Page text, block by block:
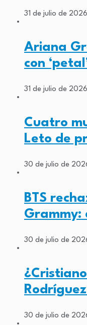
31 de julio de 2026
Ariana
con
31 de julio de 2026
Cuatro
Leto de
30 de julio de
BTS
Grammy:
30 de julio de
30 de julio de